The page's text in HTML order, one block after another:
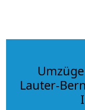
Lauter-